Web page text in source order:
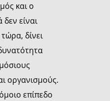
και ο
είναι
δίνει
οργανισμούς.
επίπεδο